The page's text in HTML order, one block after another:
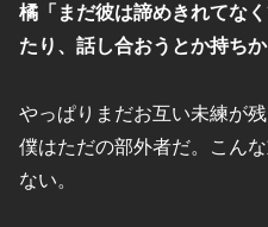
橘「まだ彼は諦めきれてな
たり、話し合おうとか持ちか
やっぱりまだお互い未練が
僕はただの部外者だ。こん
ない。